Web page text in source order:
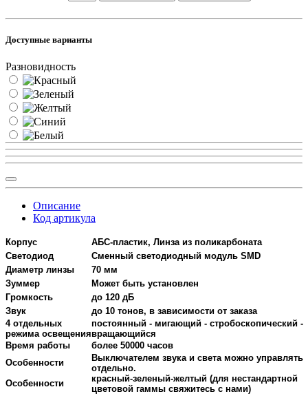
Доступные варианты
Разновидность
Описание
Код артикула
Корпус
АБС-пластик, Линза из поликарбоната
Светодиод
Сменный светодиодный модуль SMD
Диаметр линзы
70 мм
Зуммер
Может быть установлен
Громкость
до 120 дБ
Звук
до 10 тонов, в зависимости от заказа
4 отдельных
режима освещения
постоянный - мигающий - стробоскопический -
вращающийся
Время работы
более 50000 часов
Особенности
Выключателем звука и света можно управлять
отдельно.
Особенности
красный-зеленый-желтый (для нестандартной
цветовой гаммы свяжитесь с нами)